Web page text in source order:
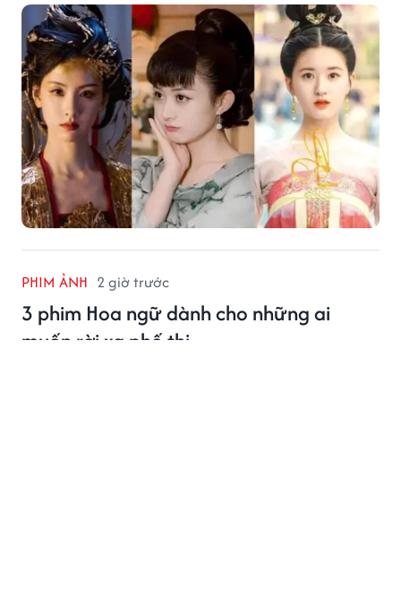
PHIM ẢNH 2 giờ trước
3 phim Hoa ngữ dành cho những ai
muốn rời xa phố thị